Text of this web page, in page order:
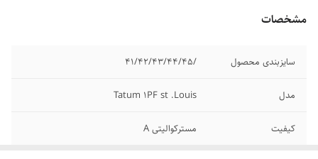
مشخصات
سایزبندی محصول /41/42/43/44/45
مدل Tatum 1PF st .Louis
کیفیت مسترکوالیتی A